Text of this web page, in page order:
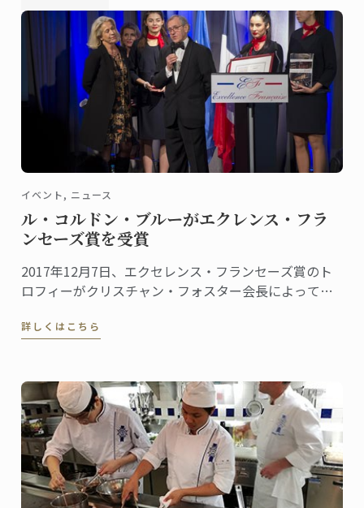
イベント, ニュース
ル・コルドン・ブルーがエクレンス・フラ
ンセーズ賞を受賞
2017年12月7日、エクセレンス・フランセーズ賞のト
ロフィーがクリスチャン・フォスター会長によって、
るル・コルドン・ブルー、パリ校に授与されました。
詳しくはこちら